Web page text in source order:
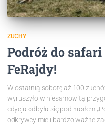
ZUCHY
Podróż do
FeRajdy!
W ostatnią sobotę aż 100
wyruszyło w niesamowitą
edycja odbyła się pod hasłem
odkrywcy mieli bardzo ważne